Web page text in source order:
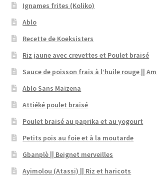
Ignames frites (Koliko)
Ablo
Recette de Koeksisters
Riz jaune avec crevettes et Poulet braisé
Sauce de poisson frais à l’huile rouge ||
Ablo Sans Maïzena
Attiéké poulet braisé
Poulet braisé au paprika et au yogourt
Petits pois au foie et à la moutarde
Gbanplè || Beignet merveilles
Ayimolou (Atassi) || Riz et haricots